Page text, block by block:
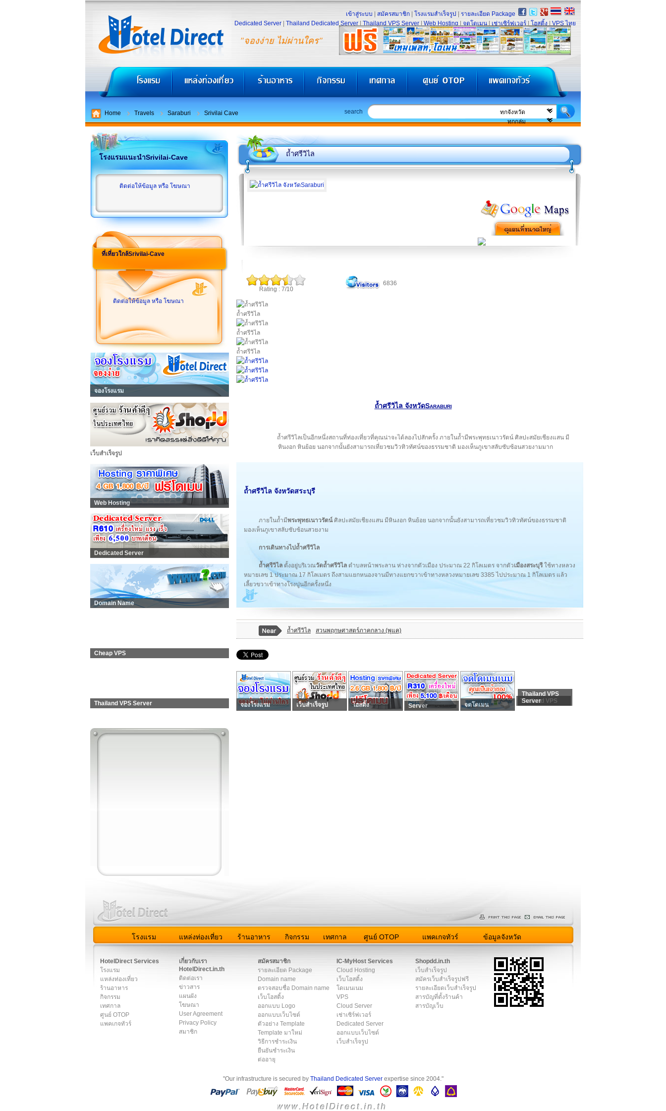
"จองง่าย ไม่ผ่านใคร"
เข้าสู่ระบบ สมัครสมาชิก โรงแรมสำเร็จรูป
รายละเอียด Package
Dedicated Server
Thailand Dedicated Server Thailand VPS Server Web Hosting จดโดเมน เช่าเซิร์ฟเวอร์ โฮสติ้ง VPS ไทย
Home Travels Saraburi Srivilai Cave search
โรงแรมแนะนำSrivilai-Cave
ติดต่อให้ข้อมูล หรือ โฆษณา
ที่เที่ยวใกล้Srivilai-Cave
ติดต่อให้ข้อมูล หรือ โฆษณา
จองโรงแรม
เว็บสำเร็จรูป
Web Hosting
Dedicated Server
Domain Name
Cheap VPS
Thailand VPS Server
ถ้ำศรีวิไล
Rating : 7/10
6836
ถ้ำศรีวิไล
ถ้ำศรีวิไล
ถ้ำศรีวิไล
ถ้ำศรีวิไล จังหวัดSaraburi
ถ้ำศรีวิไลเป็นอีกหนึ่งสถานที่ท่องเที่ยวที่คุณน่าจะได้ลองไปสักครั้ง ภายในถ้ำมีพระพุทธเนาวรัตน์ ศิลปะสมัยเชียงแสน มี
หินงอก หินย้อย นอกจากนั้นยังสามารถเที่ยวชมวิวทิวทัศน์ของธรรมชาติ มองเห็นภูเขาสลับซับซ้อนสวยงามมาก
ถ้ำศรีวิไล จังหวัดสระบุรี
ภายในถ้ำมีพระพุทธเนาวรัตน์ศิลปะสมัยเชียงแสน มีหินงอก หินย้อย นอกจากนั้นยังสามารถเที่ยวชมวิวทิวทัศน์ของธรรมชาติ
มองเห็นภูเขาสลับซับซ้อนสวยงาม
การเดินทางไปถ้ำศรีวิไล
ถ้ำศรีวิไล ตั้งอยู่บริเวณวัดถ้ำศรีวิไล ตำบลหน้าพระลาน ห่างจากตัวเมือง ประมาณ 22 กิโลเมตร จากตัวเมืองสระบุรีใช้ทางหลวง
หมายเลข 1 ประมาณ 17 กิโลเมตร ถึงสามแยกหนองจานมีทางแยกขวาเข้าทางหลวงหมายเลข 3385 ไปประมาณ 1 กิโลเมตร แล้ว
เลี้ยวขวาเข้าทางโรงปูนอีกครั้งหนึ่ง
ถ้ำศรีวิไล สวนพฤกษศาสตร์ภาคกลาง (พุแค)
จองโรงแรม เว็บสำเร็จรูป โฮสติ้ง Server จดโดเมน
Thailand VPS
Thailand VPS
Server
โรงแรม แหล่งท่องเที่ยว ร้านอาหาร กิจกรรม เทศกาล ศูนย์ OTOP แพคเกจทัวร์ ข้อมูลจังหวัด
HotelDirect Services
โรงแรม
แหล่งท่องเที่ยว
ร้านอาหาร
กิจกรรม
เทศกาล
ศูนย์ OTOP
แพคเกจทัวร์
เกี่ยวกับเรา
HotelDirect.in.th
ติดต่อเรา
ข่าวสาร
แผนผัง
โฆษณา
User Agreement
Privacy Policy
สมาชิก
สมัครสมาชิก
รายละเอียด Package
Domain name
ตรวจสอบชื่อ Domain name
เว็บโฮสติ้ง
ออกแบบ Logo
ออกแบบเว็บไซต์
ตัวอย่าง Template
Template มาใหม่
วิธีการชำระเงิน
ยืนยันชำระเงิน
ต่ออายุ
IC-MyHost Services
Cloud Hosting
เว็บโฮสติ้ง
โดเมนเนม
VPS
Cloud Server
เช่าเซิร์ฟเวอร์
Dedicated Server
ออกแบบเว็บไซต์
เว็บสำเร็จรูป
Shopdd.in.th
เว็บสำเร็จรูป
สมัครเว็บสำเร็จรูปฟรี
รายละเอียดเว็บสำเร็จรูป
สารบัญที่ตั้งร้านค้า
สารบัญเว็บ
"Our infrastructure is secured by Thailand Dedicated Serverexpertise since 2004."